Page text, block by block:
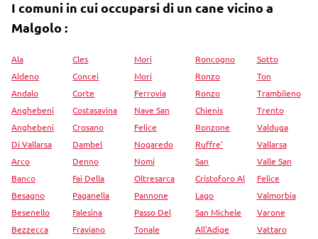
I comuni in cui occuparsi di un cane vicino a
Malgolo :
Ala
Aldeno
Andalo
Anghebeni
Anghebeni
Di Vallarsa
Arco
Banco
Besagno
Besenello
Bezzecca
Cles
Concei
Corte
Costasavina
Crosano
Dambel
Denno
Fai Della
Paganella
Falesina
Fraviano
Mori
Mori
Ferrovia
Nave San
Felice
Nogaredo
Nomi
Oltresarca
Pannone
Passo Del
Tonale
Roncogno
Ronzo
Ronzo
Chienis
Ronzone
Ruffre'
San
Cristoforo Al
Lago
San Michele
All'Adige
Sotto
Ton
Trambileno
Trento
Valduga
Vallarsa
Valle San
Felice
Valmorbia
Varone
Vattaro